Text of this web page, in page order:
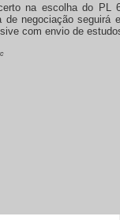
na escolha do
negociação
com envio de